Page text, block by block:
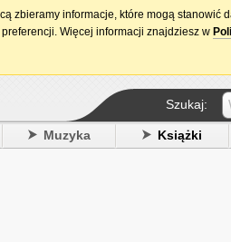
15. urodziny
Szukaj:
Muzyka Książki
zbieramy informacje, które mogą stanowić
Więcej informacji znajdziesz w